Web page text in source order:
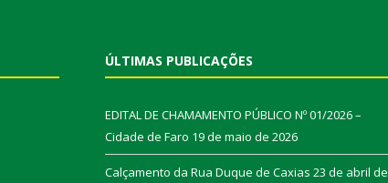
ÚLTIMAS PUBLICAÇÕES
EDITAL DE CHAMAMENTO PÚBLICO Nº 01/2026 –
Cidade de Faro 19 de maio de 2026
Calçamento da Rua Duque de Caxias 23 de abril de